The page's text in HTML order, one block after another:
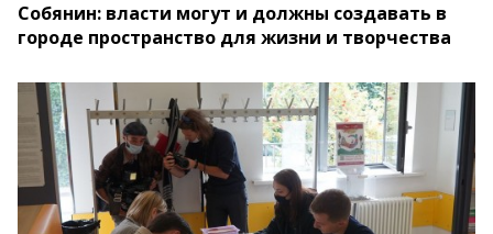
Собянин: власти могут и должны создавать в
городе пространство для жизни и творчества